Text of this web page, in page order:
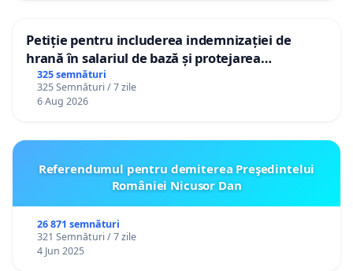
Petiție pentru includerea indemnizației de
hrană în salariul de bază și protejarea
gradațiilor de vechime pentru asistenții
personali
325 semnături
325 Semnături / 7 zile
6 Aug 2026
Referendumul pentru demiterea Preşedintelui
României Nicusor Dan
26 871 semnături
321 Semnături / 7 zile
4 Jun 2025